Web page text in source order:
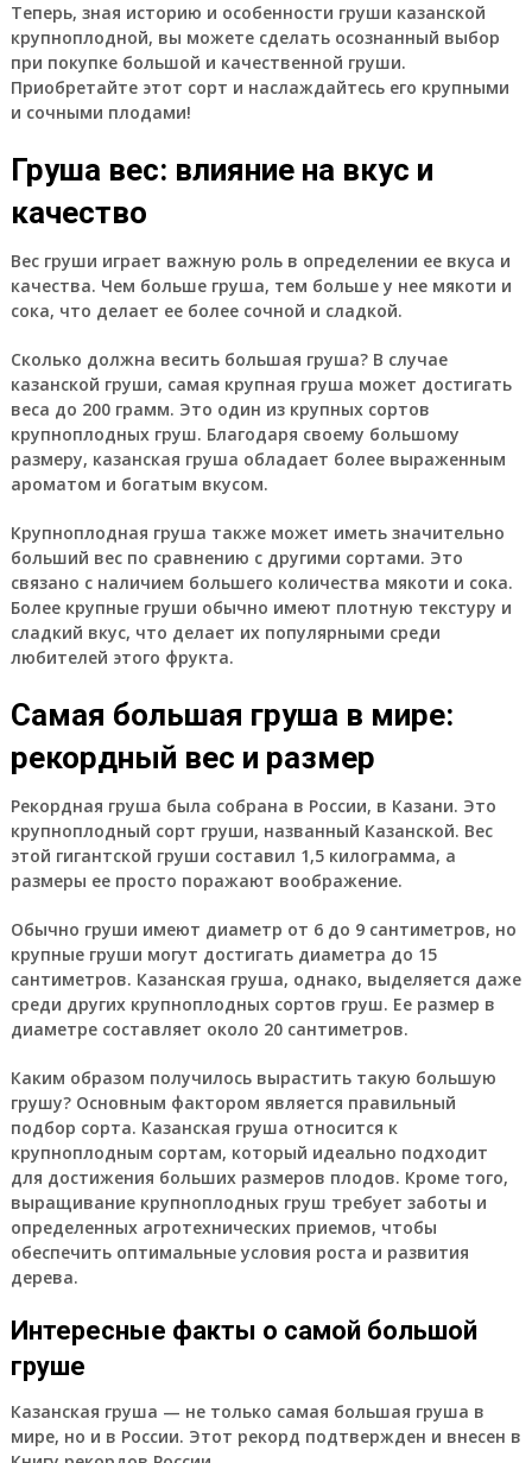
Теперь, зная историю и особенности груши казанской
крупноплодной, вы можете сделать осознанный выбор
при покупке большой и качественной груши.
Приобретайте этот сорт и наслаждайтесь его крупными
и сочными плодами!
Груша вес: влияние на вкус и
качество
Вес груши играет важную роль в определении ее вкуса и
качества. Чем больше груша, тем больше у нее мякоти и
сока, что делает ее более сочной и сладкой.
Сколько должна весить большая груша? В случае
казанской груши, самая крупная груша может достигать
веса до 200 грамм. Это один из крупных сортов
крупноплодных груш. Благодаря своему большому
размеру, казанская груша обладает более выраженным
ароматом и богатым вкусом.
Крупноплодная груша также может иметь значительно
больший вес по сравнению с другими сортами. Это
связано с наличием большего количества мякоти и сока.
Более крупные груши обычно имеют плотную текстуру и
сладкий вкус, что делает их популярными среди
любителей этого фрукта.
Самая большая груша в мире:
рекордный вес и размер
Рекордная груша была собрана в России, в Казани. Это
крупноплодный сорт груши, названный Казанской. Вес
этой гигантской груши составил 1,5 килограмма, а
размеры ее просто поражают воображение.
Обычно груши имеют диаметр от 6 до 9 сантиметров, но
крупные груши могут достигать диаметра до 15
сантиметров. Казанская груша, однако, выделяется даже
среди других крупноплодных сортов груш. Ее размер в
диаметре составляет около 20 сантиметров.
Каким образом получилось вырастить такую большую
грушу? Основным фактором является правильный
подбор сорта. Казанская груша относится к
крупноплодным сортам, который идеально подходит
для достижения больших размеров плодов. Кроме того,
выращивание крупноплодных груш требует заботы и
определенных агротехнических приемов, чтобы
обеспечить оптимальные условия роста и развития
дерева.
Интересные факты о самой большой
груше
Казанская груша — не только самая большая груша в
мире, но и в России. Этот рекорд подтвержден и внесен в